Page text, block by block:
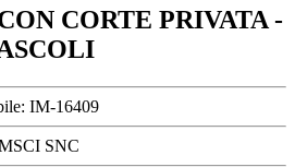
CORTE PRIVATA -
IM-16409
SNC